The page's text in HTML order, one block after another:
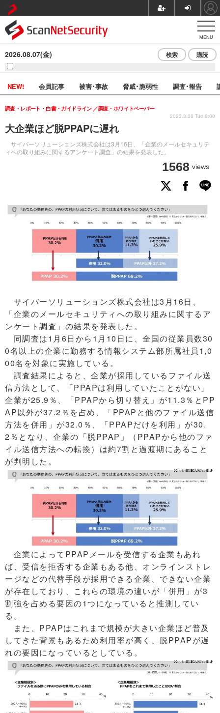
MENU
2026.08.07(金) 検索 購読
NEW! 会員記事 被害･事故 脅威･脆弱性 調査･報告
大企業ほど脱PPAPに遅れ
サイバーソリューションズ株式会社は3月16日、「企業のメールセキュリテ
ィへの取り組みに関するアンケート調査」の結果を発表した。
調査・レポート・白書・ガイドライン 調査・ホワイトペーパー
1568 views
2023.3.28 Tue 8:00
サイバーソリューションズ株式会社は3月16日、
「企業のメールセキュリティへの取り組みに関するア
ンケート調査」の結果を発表した。
同調査は1月6日から1月10日に、全国の従業員数30
0名以上の企業に勤務する情報システム部所属社員1,0
00名を対象に実施している。
調査結果によると、企業が採用しているファイル送
信方法として、「PPAPは利用していたことがない」
企業が25.9％、「PPAPから切り替え」が11.3％とPP
AP以外が37.2％を占め、「PPAPと他のファイル送信
方法を併用」が32.0％、「PPAPだけを利用」が30.
2％となり、企業の「脱PPAP」（PPAPから他のファ
イル送信方法への転換）は約7割と過渡期にあること
が判明した。
企業によってPPAPメールを受信する企業もあれ
ば、受信を拒否する企業もある他、オンラインストレ
ージなどの代替手段が採用できる企業、できない企業
が存在しており、これらの環境の違いが「併用」が3
割強を占める要因の1つになっていると推測してい
る。
また、PPAPはこれまで規模が大きい企業ほど普及
してきた背景もあるため利用率が高く、脱PPAPが遅
れの要因になっているとしている。